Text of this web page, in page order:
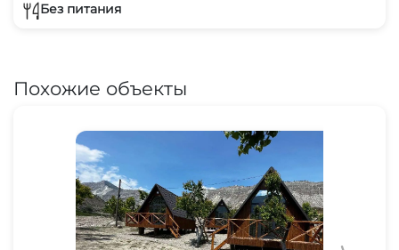
Без питания
Похожие объекты